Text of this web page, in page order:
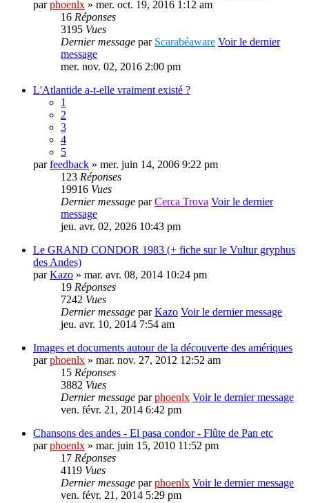
parphoenlx » mer. oct. 19, 2016 1:12 am
16 Réponses
3195 Vues
Dernier message par Scarabéaware Voir le dernier
message
mer. nov. 02, 2016 2:00 pm
L'Atlantide a-t-elle vraiment existé ?
1
2
3
4
5
parfeedback » mer. juin 14, 2006 9:22 pm
123 Réponses
19916 Vues
Dernier message parCerca Trova Voir le dernier
message
jeu. avr. 02, 2026 10:43 pm
Le GRAND CONDOR 1983 (+ fiche sur le Vultur gryphus
des Andes)
parKazo » mar. avr. 08, 2014 10:24 pm
19 Réponses
7242 Vues
Dernier message parKazo Voir le dernier message
jeu. avr. 10, 2014 7:54 am
Images et documents autour de la découverte des amériques
parphoenlx » mar. nov. 27, 2012 12:52 am
15 Réponses
3882 Vues
Dernier message parphoenlx Voir le dernier message
ven. févr. 21, 2014 6:42 pm
Chansons des andes - El pasa condor - Flûte de Pan etc
parphoenlx » mar. juin 15, 2010 11:52 pm
17 Réponses
4119 Vues
Dernier message parphoenlx Voir le dernier message
ven. févr. 21, 2014 5:29 pm